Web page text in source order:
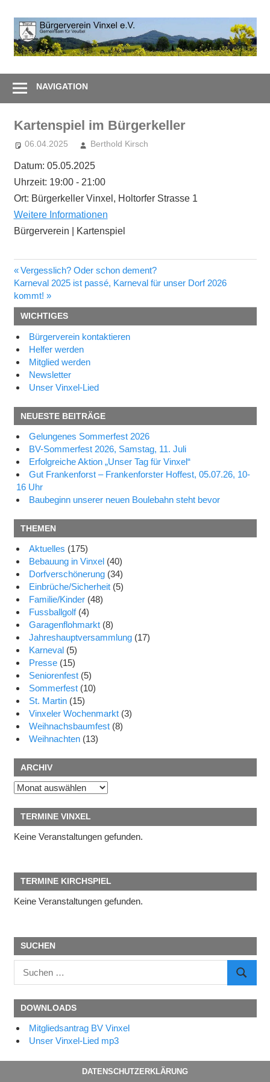
Inhalt
springen
ZusammenNAVIGATION
Kartenspiel im Bürgerkeller
06.04.2025 Berthold Kirsch
Datum: 05.05.2025
Uhrzeit: 19:00 - 21:00
Ort: Bürgerkeller Vinxel, Holtorfer Strasse 1
Weitere Informationen
Bürgerverein | Kartenspiel
Beitragsnavigation
Vorheriger
Beitrag:
Vergesslich? Oder schon dement?
Nächster
Beitrag:
Karneval 2025 ist passé, Karneval für unser Dorf 2026
kommt!
WICHTIGES
Bürgerverein kontaktieren
Helfer werden
Mitglied werden
Newsletter
Unser Vinxel-Lied
NEUESTE BEITRÄGE
Gelungenes Sommerfest 2026
BV-Sommerfest 2026, Samstag, 11. Juli
Erfolgreiche Aktion „Unser Tag für Vinxel“
Gut Frankenforst – Frankenforster Hoffest, 05.07.26, 10-
16 Uhr
Baubeginn unserer neuen Boulebahn steht bevor
THEMEN
Aktuelles (175)
Bebauung in Vinxel (40)
Dorfverschönerung (34)
Einbrüche/Sicherheit (5)
Familie/Kinder (48)
Fussballgolf(4)
Garagenflohmarkt (8)
Jahreshauptversammlung (17)
Karneval (5)
Presse (15)
Seniorenfest (5)
Sommerfest (10)
St. Martin (15)
Vinxeler Wochenmarkt (3)
Weihnachsbaumfest (8)
Weihnachten (13)
ARCHIV
Archiv
TERMINE VINXEL
Keine Veranstaltungen gefunden.
TERMINE KIRCHSPIEL
Keine Veranstaltungen gefunden.
SUCHEN
nach:
DOWNLOADS
Mitgliedsantrag BV Vinxel
Unser Vinxel-Lied mp3
DATENSCHUTZERKLÄRUNG